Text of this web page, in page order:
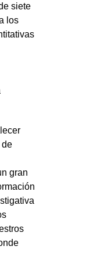
siete
los
de
gran